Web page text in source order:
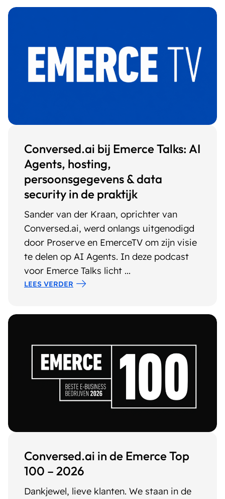
Conversed.ai bij Emerce Talks: AI
Agents, hosting,
persoonsgegevens & data
security in de praktijk
Sander van der Kraan, oprichter van
Conversed.ai, werd onlangs uitgenodigd
door Proserve en EmerceTV om zijn visie
te delen op AI Agents. In deze podcast
voor Emerce Talks licht ...
LEES VERDER
Conversed.ai in de Emerce Top
100 – 2026
Dankjewel, lieve klanten. We staan in de